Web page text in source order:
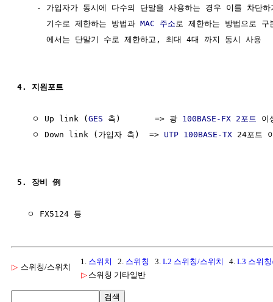
- 가입자가 동시에 다수의 단말을 사용하는 경우 이를 차단하
      기수로 제한하는 방법과
MAC 주소 로 제한하는 방법으로
      에서는 단말기 수로 제한하고, 최대 4대 까지 동시 사용
4. 지원포트
   ㅇ Up link (
GES 측)       => 광 100BASE-FX 2포트
이
   ㅇ Down link (가입자 측)  =>
UTP 100BASE-TX 24포트
5. 장비 例
▷ 스위칭/스위치
1. 스위치 2. 스위칭 3. L2 스위칭/스위치 4. L3 스위
▷ 스위칭 기타일반
검색